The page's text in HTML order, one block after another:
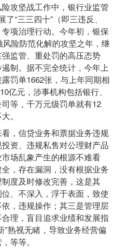
攻坚战工作中，银行业监管
“三三四十”（即三违反、
项治理行动。今年初，银保
险防范化解的攻坚之年，继
监管、重处罚的高压态势
制。据不完全统计，今年上
罚单1662张，与上年同期相
亿元，涉事机构包括银行、
等，千万元级罚单就有12
。
，信贷业务和票据业务违规
资、违规私售对公理财产品
场乱象产生的根源不难看
，存在漏洞，没有根据业务
度及时修改完善，这是其
、不深入，浮于表面，致使
，违规操作；其三是管理层
理，盲目追求业绩和发展指
”熟视无睹，导致业务经营偏
等等。